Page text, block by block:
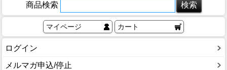
商品検索
マイページ カート
ログイン
メルマガ申込/停止